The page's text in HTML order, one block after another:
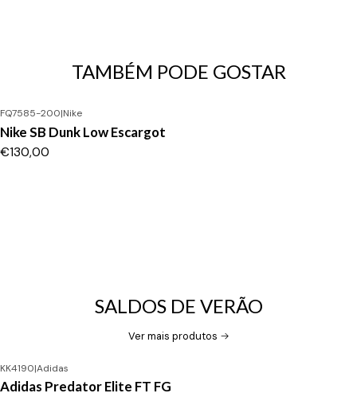
TAMBÉM PODE GOSTAR
FQ7585-200|Nike
Nike SB Dunk Low Escargot
€130,00
SALDOS DE VERÃO
Ver mais produtos
-24%DESCONTO
Novo
KK4190|Adidas
Adidas Predator Elite FT FG